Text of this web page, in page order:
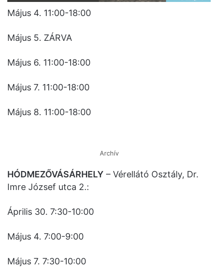
Május 4. 11:00-18:00
Május 5. ZÁRVA
Május 6. 11:00-18:00
Május 7. 11:00-18:00
Május 8. 11:00-18:00
Archív
HÓDMEZŐVÁSÁRHELY – Vérellátó Osztály, Dr.
Imre József utca 2.:
Április 30. 7:30-10:00
Május 4. 7:00-9:00
Május 7. 7:30-10:00